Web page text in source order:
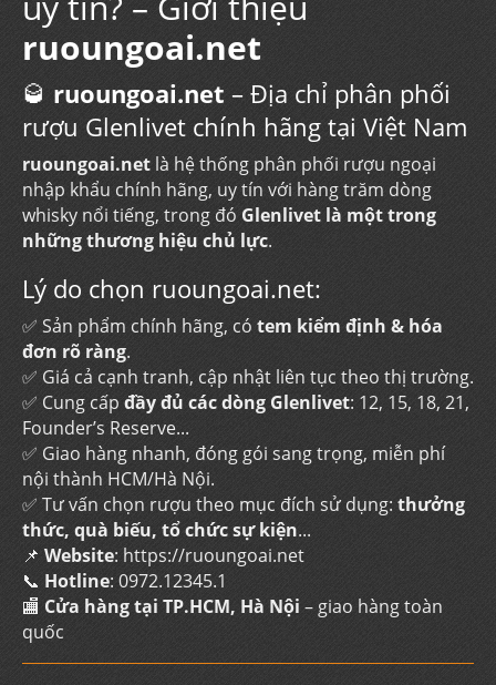
ruoungoai.net
🥃 ruoungoai.net – Địa chỉ phân phối
rượu Glenlivet chính hãng tại Việt Nam
ruoungoai.net là hệ thống phân phối rượu ngoại
nhập khẩu chính hãng, uy tín với hàng trăm dòng
whisky nổi tiếng, trong đó Glenlivet là một trong
những thương hiệu chủ lực.
Lý do chọn ruoungoai.net:
✅ Sản phẩm chính hãng, có tem kiểm định & hóa
đơn rõ ràng.
✅ Giá cả cạnh tranh, cập nhật liên tục theo thị trường.
✅ Cung cấp đầy đủ các dòng Glenlivet: 12, 15, 18, 21,
Founder’s Reserve...
✅ Giao hàng nhanh, đóng gói sang trọng, miễn phí
nội thành HCM/Hà Nội.
✅ Tư vấn chọn rượu theo mục đích sử dụng: thưởng
thức, quà biếu, tổ chức sự kiện...
📌 Website: https://ruoungoai.net
📞 Hotline: 0972.12345.1
🏬 Cửa hàng tại TP.HCM, Hà Nội – giao hàng toàn
quốc